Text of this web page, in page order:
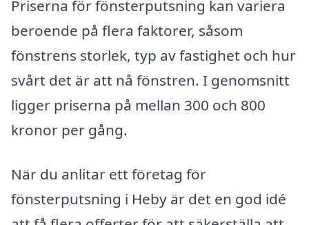
Priserna för fönsterputsning kan variera
beroende på flera faktorer, såsom
fönstrens storlek, typ av fastighet och hur
svårt det är att nå fönstren. I genomsnitt
ligger priserna på mellan 300 och 800
kronor per gång.
När du anlitar ett företag för
fönsterputsning i Heby är det en god idé